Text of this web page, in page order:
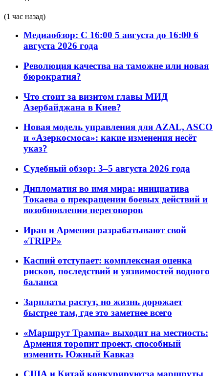
(1 час назад)
Медиаобзор: С 16:00 5 августа до 16:00 6
августа 2026 года
Революция качества на таможне или новая
бюрократия?
Что стоит за визитом главы МИД
Азербайджана в Киев?
Новая модель управления для AZAL, ASCO
и «Азеркосмоса»: какие изменения несёт
указ?
Судебный обзор: 3–5 августа 2026 года
Дипломатия во имя мира: инициатива
Токаева о прекращении боевых действий и
возобновлении переговоров
Иран и Армения разрабатывают свой
«TRIPP»
Каспий отступает: комплексная оценка
рисков, последствий и уязвимостей водного
баланса
Зарплаты растут, но жизнь дорожает
быстрее там, где это заметнее всего
«Маршрут Трампа» выходит на местность:
Армения торопит проект, способный
изменить Южный Кавказ